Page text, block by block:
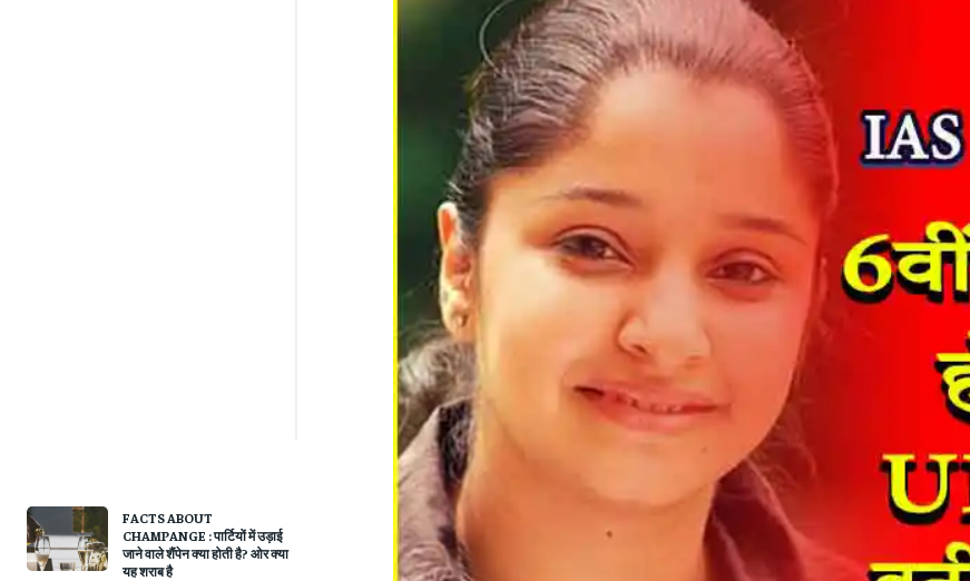
FACTS ABOUT
CHAMPANGE : पार्टियों में उड़ाई
जाने वाले शैंपेन क्या होती है? ओर क्या
यह शराब है